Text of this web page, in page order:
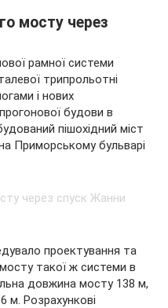
мосту через
рамної системи
трипрольотні
і нових
будови в
пішохідний міст
Приморському бульварі
проектування та
такої ж системи в
довжина мосту 138 м,
м. Розрахункові